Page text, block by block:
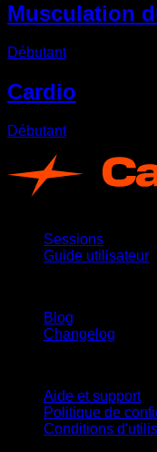
Musculation
Débutant
Cardio
Débutant
Sessions
Guide utilisateur
Blog
Changelog
Aide et support
Politique de
Conditions